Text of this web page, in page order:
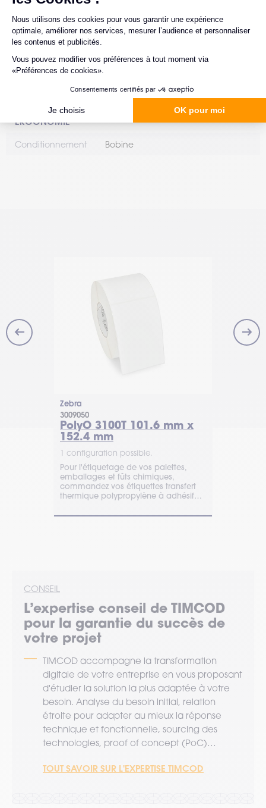
rouleaux par
boîte
RUBANS TRANSFERT COMPATIBLES
ERGONOMIE
Conditionnement Bobine
Zebra
3009050
PolyO 3100T 101.6 mm x
152.4 mm
1 configuration possible.
Pour l'étiquetage de vos palettes,
emballages et fûts chimiques,
commandez vos étiquettes transfert
thermique polypropylène à adhésif
CONSEIL
L’expertise conseil de TIMCOD
pour la garantie du succès de
votre projet
TIMCOD accompagne la transformation
digitale de votre entreprise en vous proposant
d'étudier la solution la plus adaptée à votre
besoin. Analyse du besoin initial, relation
étroite pour adapter au mieux la réponse
technique et fonctionnelle, sourcing des
technologies, proof of concept (PoC)…
TOUT SAVOIR SUR L'EXPERTISE TIMCOD